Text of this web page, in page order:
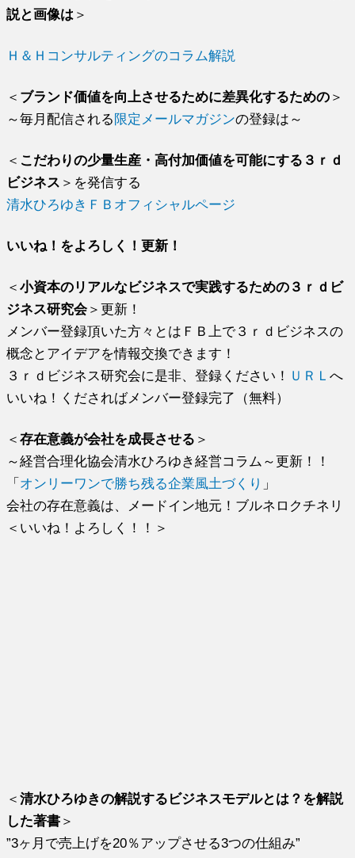
説と画像は ＞
Ｈ＆Ｈコンサルティングのコラム解説
＜ ブランド価値を向上させるために差異化するための ＞
～毎月配信される 限定メールマガジンの登録は～
＜ こだわりの少量生産・高付加価値を可能にする３ｒｄ
ビジネス ＞を発信する
清水ひろゆきＦＢオフィシャルページ
いいね！をよろしく！更新！
＜小資本のリアルなビジネスで実践するための３ｒｄビ
ジネス研究会 ＞更新！
メンバー登録頂いた方々とはＦＢ上で３ｒｄビジネスの
概念とアイデアを情報交換できます！
３ｒｄビジネス研究会に是非、登録ください！
ＵＲＬへ
いいね！くださればメンバー登録完了（無料）
＜存在意義が会社を成長させる ＞
～経営合理化協会清水ひろゆき経営コラム～更新！！
「 オンリーワンで勝ち残る企業風土づくり 」
会社の存在意義は、メードイン地元！ブルネロクチネリ
＜いいね！よろしく！！＞
＜清水ひろゆきの解説するビジネスモデルとは？を解説
した著書 ＞
”3ヶ月で売上げを20％アップさせる3つの仕組み”